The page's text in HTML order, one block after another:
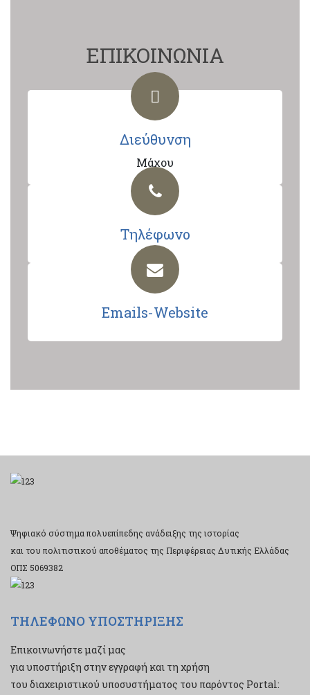
ΕΠΙΚΟΙΝΩΝΙΑ
Διεύθυνση
Μάχου
Τηλέφωνο
Emails-Website
Ψηφιακό σύστημα πολυεπίπεδης ανάδειξης της ιστορίας
και του πολιτιστικού αποθέματος της Περιφέρειας Δυτικής Ελλάδας
ΟΠΣ 5069382
ΤΗΛΕΦΩΝΟ ΥΠΟΣΤΗΡΙΞΗΣ
Επικοινωνήστε μαζί μας
για υποστήριξη στην εγγραφή και τη χρήση
του διαχειριστικού υποσυστήματος του παρόντος Portal: